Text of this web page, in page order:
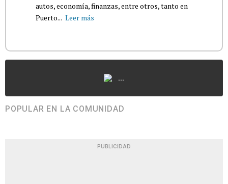
autos, economía, finanzas, entre otros, tanto en
Puerto... Leer más
...
POPULAR EN LA COMUNIDAD
PUBLICIDAD